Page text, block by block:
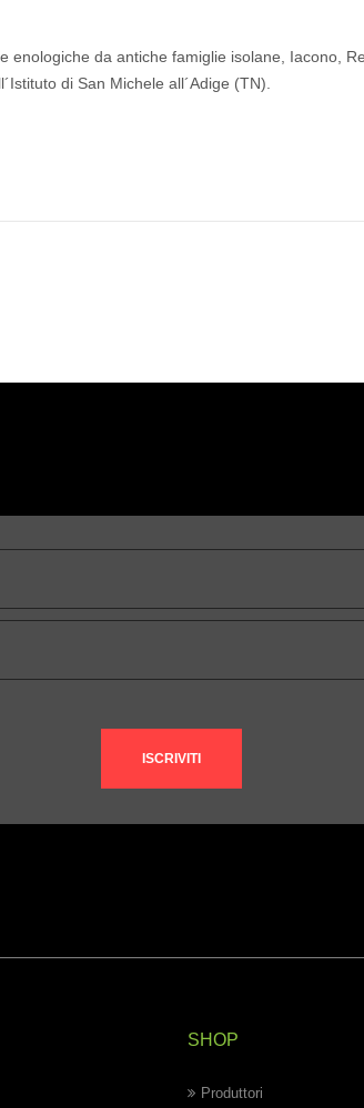
enologiche da antiche famiglie isolane, Iacono,
di San Michele all´Adige (TN).
ISCRIVITI
SHOP
Produttori